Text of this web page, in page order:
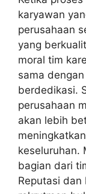
karyawan
perusahaan
yang
moral tim
sama
berdedikasi.
perusahaan
akan lebih
keseluruhan.
bagian dari
Reputasi dan